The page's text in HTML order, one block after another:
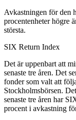
Avkastningen för den
procentenheter högre
största.
SIX Return Index
Det är uppenbart att
senaste tre åren. Det
fonder som valt att
Stockholmsbörsen.
senaste tre åren har
procent i avkastning